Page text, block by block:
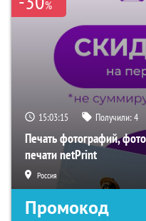
%
15:03:14 Получили:4
Печать фотографий,
печати netPrint
Россия
Промокод